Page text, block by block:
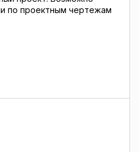
по проектным чертежам